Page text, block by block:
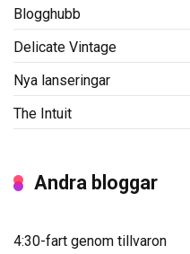
Blogghubb
Delicate Vintage
Nya lanseringar
The Intuit
Andra bloggar
4:30-fart genom tillvaron